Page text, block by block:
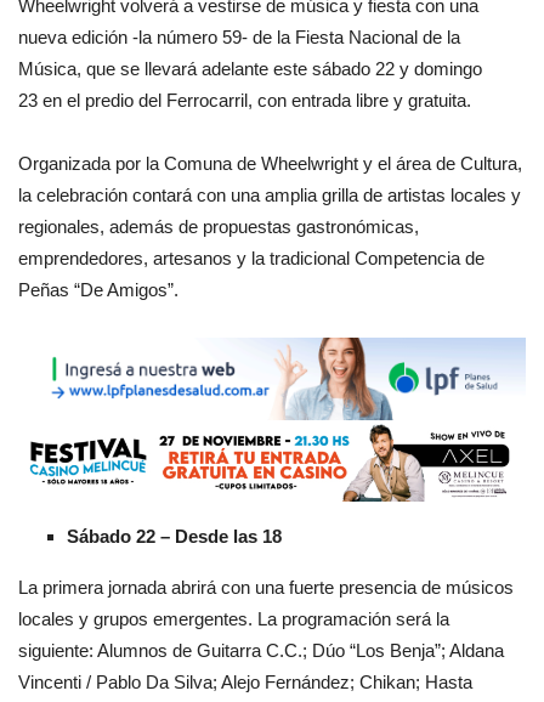
Wheelwright volverá a vestirse de música y fiesta con una
nueva edición -la número 59- de la Fiesta Nacional de la
Música, que se llevará adelante este sábado 22 y domingo
23 en el predio del Ferrocarril, con entrada libre y gratuita.
Organizada por la Comuna de Wheelwright y el área de Cultura,
la celebración contará con una amplia grilla de artistas locales y
regionales, además de propuestas gastronómicas,
emprendedores, artesanos y la tradicional Competencia de
Peñas “De Amigos”.
Sábado 22 – Desde las 18
La primera jornada abrirá con una fuerte presencia de músicos
locales y grupos emergentes. La programación será la
siguiente: Alumnos de Guitarra C.C.; Dúo “Los Benja”; Aldana
Vincenti / Pablo Da Silva; Alejo Fernández; Chikan; Hasta